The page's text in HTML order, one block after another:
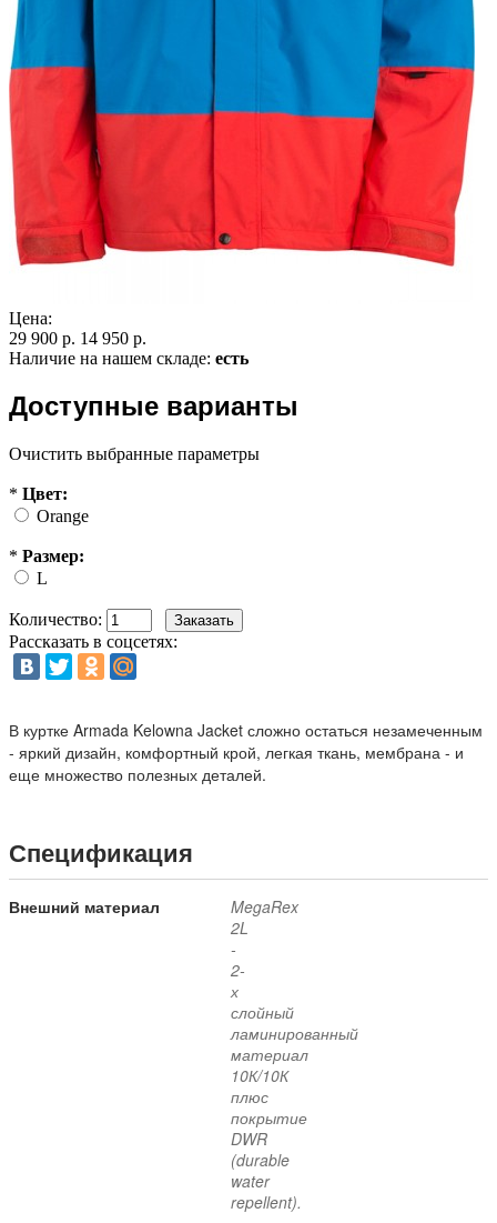
Цена:
29 900 р. 14 950 р.
Наличие на нашем складе: есть
Доступные варианты
Очистить выбранные параметры
* Цвет:
Orange
* Размер:
L
Количество:
Рассказать в соцсетях:
В куртке Armada Kelowna Jacket сложно остаться незамеченным
- яркий дизайн, комфортный крой, легкая ткань, мембрана - и
еще множество полезных деталей.
Спецификация
Внешний материал
MegaRex
2L
-
2-
х
слойный
ламинированный
материал
10К/10К
плюс
покрытие
DWR
(durable
water
repellent).